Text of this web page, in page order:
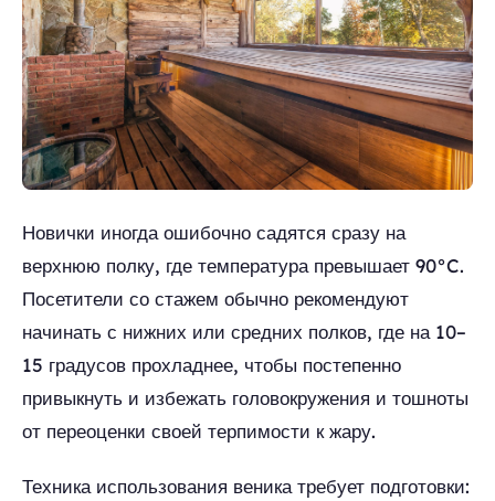
Новички иногда ошибочно садятся сразу на
верхнюю полку, где температура превышает 90°C.
Посетители со стажем обычно рекомендуют
начинать с нижних или средних полков, где на 10–
15 градусов прохладнее, чтобы постепенно
привыкнуть и избежать головокружения и тошноты
от переоценки своей терпимости к жару.
Техника использования веника требует подготовки: